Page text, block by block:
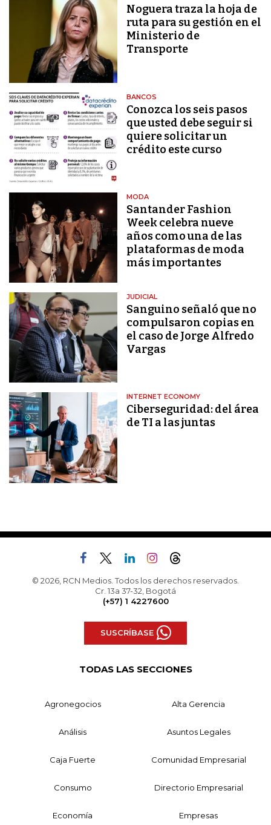
Noguera traza la hoja de
ruta para su gestión en el
Ministerio de
Transporte
BANCOS
Conozca los seis pasos
que usted debe seguir si
quiere solicitar un
crédito este curso
MODA
Santander Fashion
Week celebra nueve
años como una de las
plataformas de moda
más importantes
JUDICIAL
Sanguino señaló que no
compulsaron copias en
el caso de Jorge Alfredo
Vargas
INTERNET ECONOMY
Ciberseguridad: del área
de TI a las juntas
© 2026, RCN Medios. Todos los derechos reservados.
Cr. 13a 37-32, Bogotá
(+57) 1 4227600
SUSCRÍBASE
TODAS LAS SECCIONES
Agronegocios Alta Gerencia
Análisis Asuntos Legales
Caja Fuerte Comunidad Empresarial
Consumo Directorio Empresarial
Economía Empresas